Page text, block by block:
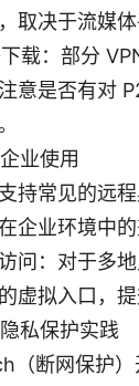
取决于流媒体
载：部分
意是否有对
业使用
持常见的远
企业环境中的
问：对于多
虚拟入口，提
私保护实践
（断网保护